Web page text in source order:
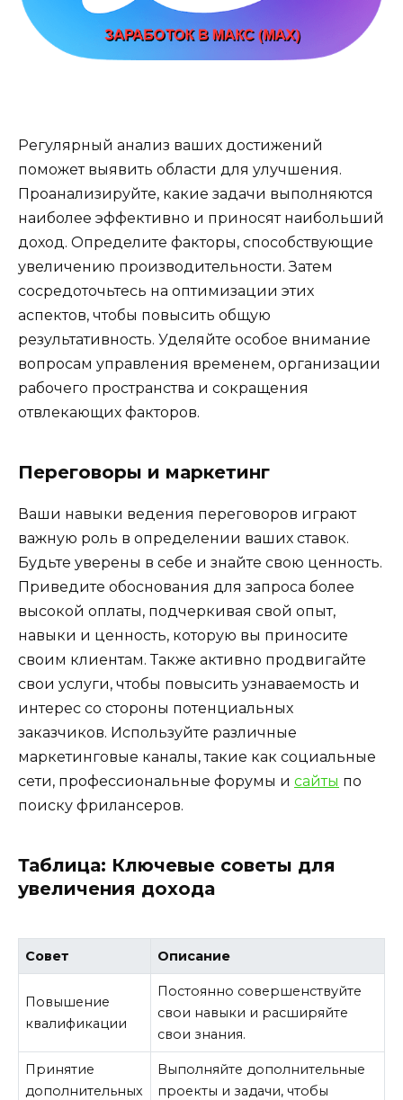
Регулярный анализ ваших достижений
поможет выявить области для улучшения.
Проанализируйте, какие задачи выполняются
наиболее эффективно и приносят наибольший
доход. Определите факторы, способствующие
увеличению производительности. Затем
сосредоточьтесь на оптимизации этих
аспектов, чтобы повысить общую
результативность. Уделяйте особое внимание
вопросам управления временем, организации
рабочего пространства и сокращения
отвлекающих факторов.
Переговоры и маркетинг
Ваши навыки ведения переговоров играют
важную роль в определении ваших ставок.
Будьте уверены в себе и знайте свою ценность.
Приведите обоснования для запроса более
высокой оплаты, подчеркивая свой опыт,
навыки и ценность, которую вы приносите
своим клиентам. Также активно продвигайте
свои услуги, чтобы повысить узнаваемость и
интерес со стороны потенциальных
заказчиков. Используйте различные
маркетинговые каналы, такие как социальные
сети, профессиональные форумы и сайты по
поиску фрилансеров.
Таблица: Ключевые советы для
увеличения дохода
Совет Описание
Повышение
квалификации
Постоянно совершенствуйте
свои навыки и расширяйте
свои знания.
Принятие
дополнительных
Выполняйте дополнительные
проекты и задачи, чтобы